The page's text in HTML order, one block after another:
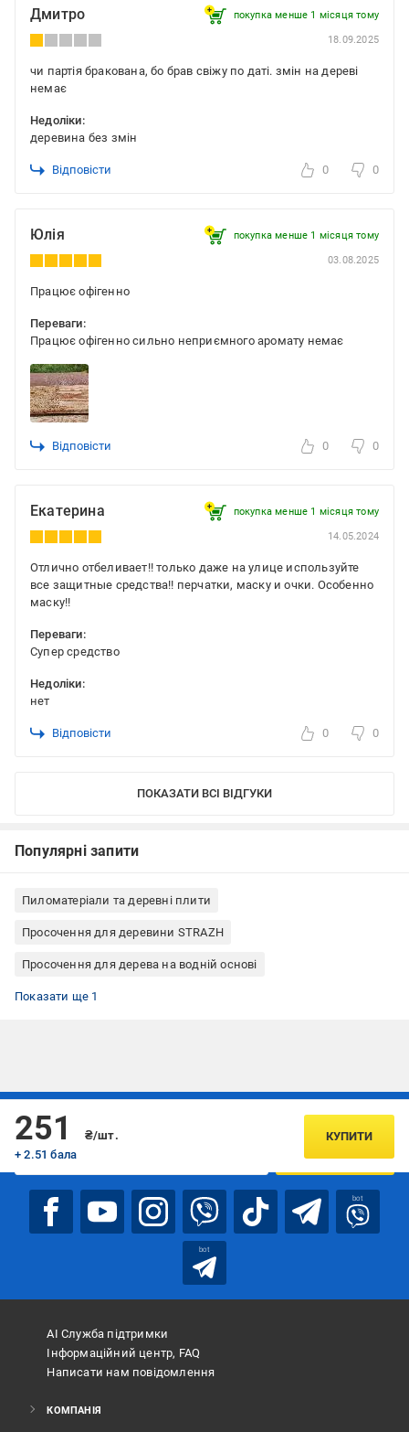
Дмитро покупка менше 1 місяця томy
18.09.2025
чи партія бракована, бо брав свіжу по даті. змін на дереві
немає
Недоліки:
деревина без змін
Відповісти 0 0
Юлія покупка менше 1 місяця томy
03.08.2025
Працює офігенно
Переваги:
Працює офігенно сильно неприємного аромату немає
Відповісти 0 0
Екатерина покупка менше 1 місяця томy
14.05.2024
Отлично отбеливает!! только даже на улице используйте
все защитные средства!! перчатки, маску и очки. Особенно
маску!!
Переваги:
Супер средство
Недоліки:
нет
Відповісти 0 0
ПОКАЗАТИ ВСІ ВІДГУКИ
Популярні запити
Пиломатеріали та деревні плити
Просочення для деревини STRAZH
Просочення для дерева на водній основі
Відбілювачі для деревини
Показати ще 1
251
₴/шт.
+ 2.51 бала
КУПИТИ
Підписуйтесь, щоб дізнаватись першим про акції та пропозиції
ПІДПИСАТИСЯ
bot
bot
АІ Служба підтримки
Інформаційний центр, FAQ
Написати нам повідомлення
КОМПАНІЯ